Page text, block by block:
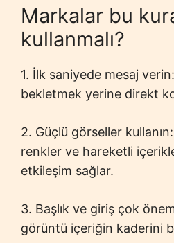
Markalar bu
kullanmalı?
1. İlk saniyede mesaj verin:
bekletmek yerine direkt
2. Güçlü görseller
renkler ve hareketli
etkileşim sağlar.
3. Başlık ve giriş çok
görüntü içeriğin kaderini